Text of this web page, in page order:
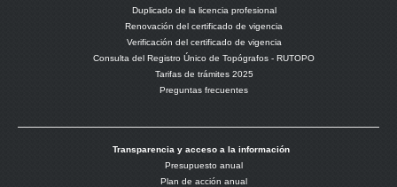
Duplicado de la licencia profesional
Renovación del certificado de vigencia
Verificación del certificado de vigencia
Consulta del Registro Único de Topógrafos - RUTOPO
Tarifas de trámites 2025
Preguntas frecuentes
Transparencia y acceso a la información
Presupuesto anual
Plan de acción anual